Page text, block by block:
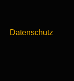
Datenschutz